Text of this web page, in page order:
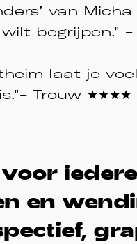
van
begrijpen."
laat je
Trouw ★★★★
en